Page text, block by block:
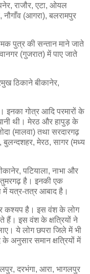
राजौर, एटा, ओयल
नौगाँव (आगरा), बलरामपुर
पुत्र की सन्तान माने जाते
(गुजरात) में पाए जाते
ठिकाने बीकानेर,
इनका गोत्र आदि परमारों के
थी। मेरठ और हापुड़ के
(मालवा) तथा सरदारगढ़
बुलन्दशहर, मेरठ, सागर (मध्य
पटियाला, नाभा और
तुमरगढ़ है। इनकी एक
में यत्र-तत्र आबाद है।
कश्यप है। इस वंश के लोग
हैं। इस वंश के क्षत्रियों ने
ये लोग छपरा जिले में भी
के अनुसार समान क्षत्रियों में
दरभंगा, आरा, भागलपुर